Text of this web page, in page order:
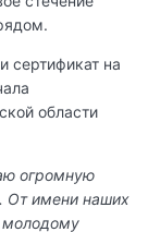
сертификат на
области
огромную
От имени наших
молодому